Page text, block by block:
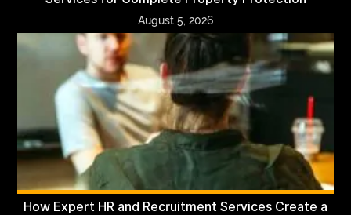
August 5, 2026
How Expert HR and Recruitment Services Create a